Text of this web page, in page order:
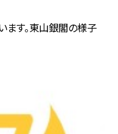
ます。東山銀閣の様子